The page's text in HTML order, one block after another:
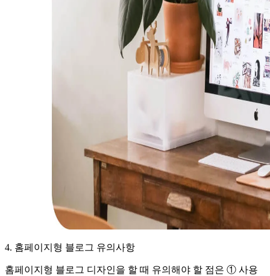
4. 홈페이지형 블로그 유의사항
홈페이지형 블로그 디자인을 할 때 유의해야 할 점은 ① 사용